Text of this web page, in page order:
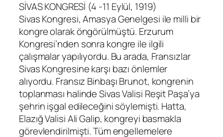
SİVAS KONGRESİ (4 -11 Eylül, 1919)
Sivas Kongresi, Amasya Genelgesi ile milli bir
kongre olarak öngörülmüştü. Erzurum
Kongresi’nden sonra kongre ile ilgili
çalışmalar yapılıyordu. Bu arada, Fransızlar
Sivas Kongresine karşı bazı önlemler
alıyordu. Fransız Binbaşı Brunot, kongrenin
toplanması halinde Sivas Valisi Reşit Paşa’ya
şehrin işgal edileceğini söylemişti. Hatta,
Elazığ Valisi Ali Galip, kongreyi basmakla
görevlendirilmişti. Tüm engellemelere